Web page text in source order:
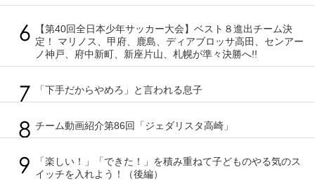
【第40回全日本少年サッカー大会】ベスト８進出チーム決
定！ マリノス、甲府、鹿島、ディアブロッサ高田、センアー
ノ神戸、府中新町、新座片山、札幌が準々決勝へ!!
「下手だからやめろ」と言われる息子
チーム動画紹介第86回「ジェダリスタ高崎」
「楽しい！」「できた！」を積み重ねて子どものやる気のス
イッチを入れよう！（後編）